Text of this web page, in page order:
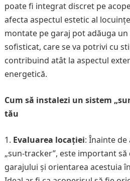
poate fi integrat discret pe
afecta aspectul estetic al
montate pe garaj pot adăuga
sofisticat, care se va potrivi cu
contribuind atât la aspectul
energetică.
Cum să instalezi un sistem
tău
Evaluarea locației: Înainte de
„sun-tracker”, este important să
garajului și orientarea acestuia